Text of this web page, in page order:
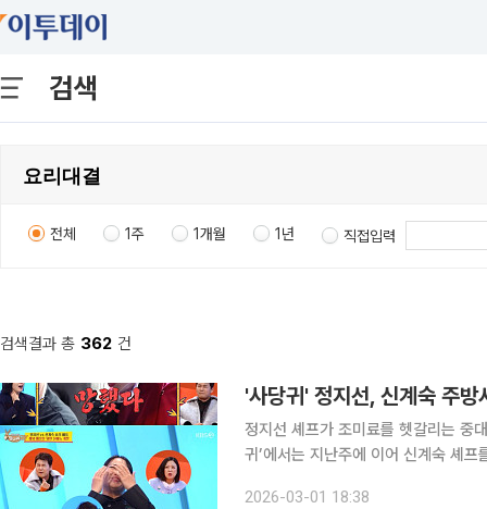
검색
전체 1주 1개월 1년 직접입력
검색결과 총 362 건
'사당귀' 정지선, 신계숙 주
정지선 셰프가 조미료를 헷갈리는 중대 실수를 저질렀다. 1일
귀’에서는 지난주에 이어 신계숙 셰
2026-03-01 18:38